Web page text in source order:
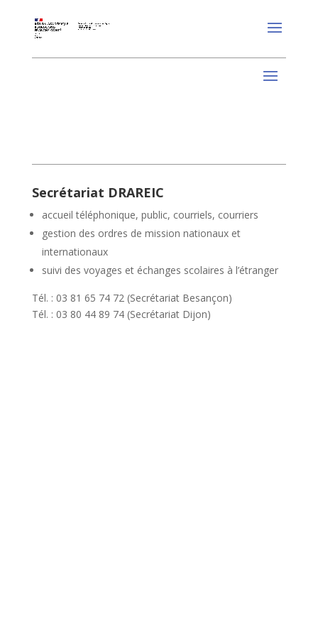
Secrétariat DRAREIC
accueil téléphonique, public, courriels, courriers
gestion des ordres de mission nationaux et
internationaux
suivi des voyages et échanges scolaires à l’étranger
Tél. : 03 81 65 74 72 (Secrétariat Besançon)
Tél. : 03 80 44 89 74 (Secrétariat Dijon)